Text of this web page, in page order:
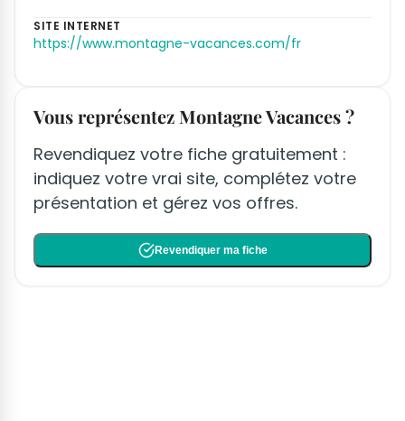
SITE INTERNET
https://www.montagne-vacances.com/fr
Vous représentez Montagne Vacances ?
Revendiquez votre fiche gratuitement :
indiquez votre vrai site, complétez votre
présentation et gérez vos offres.
Revendiquer ma fiche